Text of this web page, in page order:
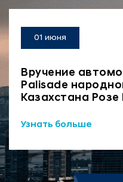
01 июня
Вручение
Palisade
Казахстана
Узнать больше